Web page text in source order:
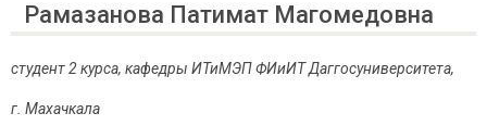
Рамазанова Патимат Магомедовна
студент 2 курса, кафедры ИТиМЭП ФИиИТ Даггосуниверситета,
г. Махачкала